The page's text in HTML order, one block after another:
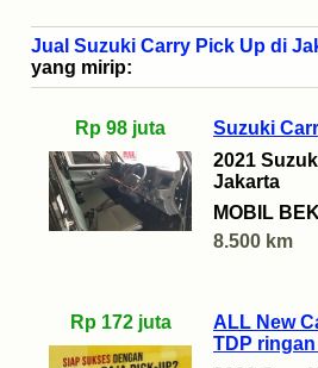
Jual Suzuki Carry Pick Up di
yang mirip:
Rp 98 juta
Suzuki
2021
Jakarta
MOBIL
8.500 km
Rp 172 juta
ALL New
TDP